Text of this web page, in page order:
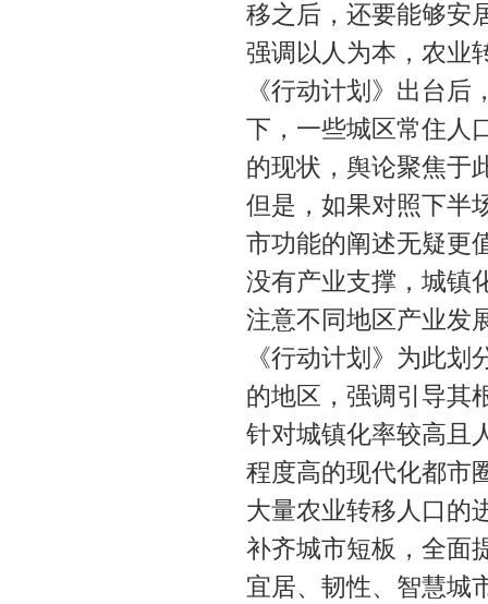
移之后，还要能够安
强调以人为本，农业
《行动计划》出台
下，一些城区常住人
的现状，舆论聚焦于
但是，如果对照下半
市功能的阐述无疑更
没有产业支撑，城镇
注意不同地区产业发
《行动计划》为此
的地区，强调引导其
针对城镇化率较高且
程度高的现代化都市
大量农业转移人口的
补齐城市短板，全面
宜居、韧性、智慧城